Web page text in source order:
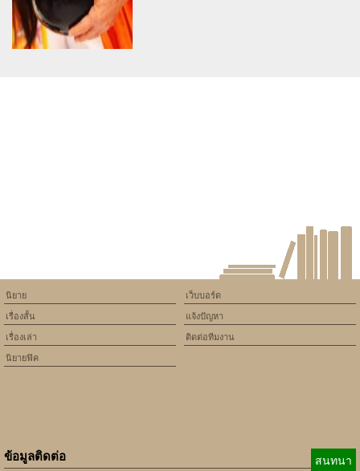
534
ติดหมอนวด18+
เว็บบอร์ด
แจ้งปัญหา
ติดต่อทีมงาน
นิยาย
เรื่องสั้น
เรื่องเล่า
นิยายฟิค
ข้อมูลติดต่อ สนทนา